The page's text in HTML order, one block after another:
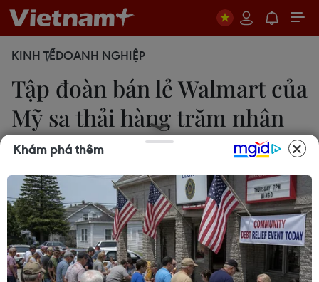
KINH TẾDOANH NGHIỆP
Tập đoàn bán lẻ Walmart của
Mỹ sa thải hàng trăm nhân
viên
Phan An
14/05/2024 06:45
Tờ Wall Street Journal dẫn các nguồn thạo tin cho
biết Walmart đang thực hiện cắt giảm hàng trăm
Khám phá thêm